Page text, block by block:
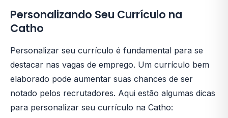
Personalizando Seu Currículo na
Catho
Personalizar seu currículo é fundamental para se
destacar nas vagas de emprego. Um currículo bem
elaborado pode aumentar suas chances de ser
notado pelos recrutadores. Aqui estão algumas dicas
para personalizar seu currículo na Catho: